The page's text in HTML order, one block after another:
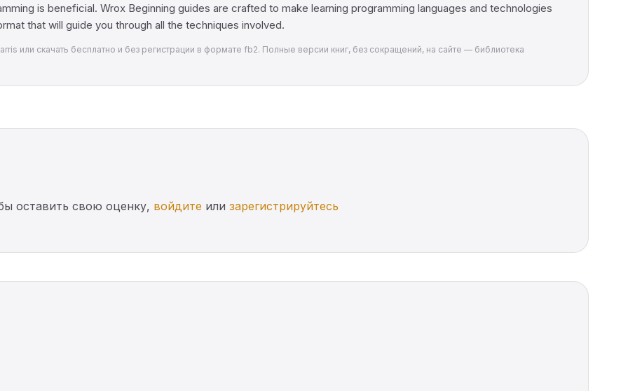
is beneficial. Wrox Beginning guides are crafted to make learning programming languages and technologies
that will guide you through all the techniques involved.
или скачать бесплатно и без регистрации в формате fb2. Полные версии книг, без сокращений, на сайте — библиотека
оставить свою оценку, войдите или зарегистрируйтесь